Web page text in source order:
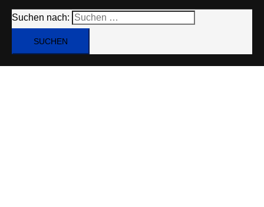
Suchen nach: